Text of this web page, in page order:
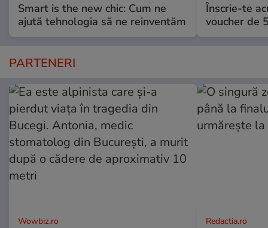
Smart is the new chic: Cum ne
ajută tehnologia să ne reinventăm
Înscrie-te
voucher de
PARTENERI
Wowbiz.ro Redactia.ro